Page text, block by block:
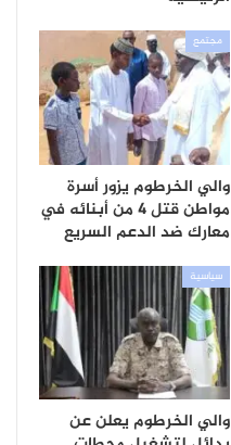
مجتمع
والي الخرطوم يزور أسرة
مواطن قتل 4 من أبنائه في
معارك ضد الدعم السريع
سياسية
والي الخرطوم يعلن عن